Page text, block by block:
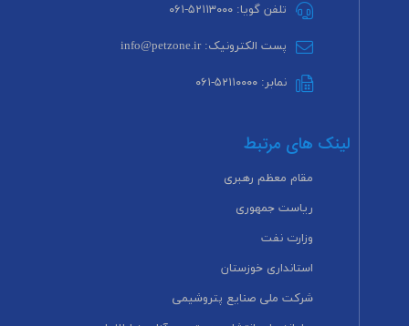
تلفن گویا: ۵۲۱۱۳۰۰۰-۰۶۱
پست الکترونیک: info@petzone.ir
نمابر: ۵۲۱۱۰۰۰۰-۰۶۱
لینک های مرتبط
مقام معظم رهبری
ریاست جمهوری
وزارت نفت
استانداری خوزستان
شرکت ملی صنایع پتروشیمی